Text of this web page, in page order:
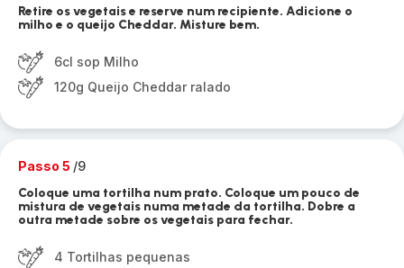
Retire os vegetais e reserve num recipiente. Adicione o
milho e o queijo Cheddar. Misture bem.
6cl sop Milho
120g Queijo Cheddar ralado
Passo 5 /9
Coloque uma tortilha num prato. Coloque um pouco de
mistura de vegetais numa metade da tortilha. Dobre a
outra metade sobre os vegetais para fechar.
4 Tortilhas pequenas